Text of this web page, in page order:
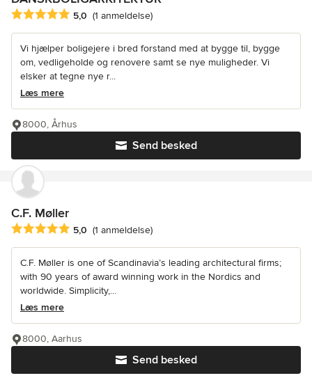
Gennemsnitlig bedømmelse: 5 ud af 5 stjerner
5,0 (1 anmeldelse)
Vi hjælper boligejere i bred forstand med at bygge til, bygge
om, vedligeholde og renovere samt se nye muligheder. Vi
elsker at tegne nye r...
Læs mere
Send besked
8000, Århus
C.F. Møller
Gennemsnitlig bedømmelse: 5 ud af 5 stjerner
5,0 (1 anmeldelse)
C.F. Møller is one of Scandinavia’s leading architectural firms;
with 90 years of award winning work in the Nordics and
worldwide. Simplicity,...
Læs mere
Send besked
8000, Aarhus